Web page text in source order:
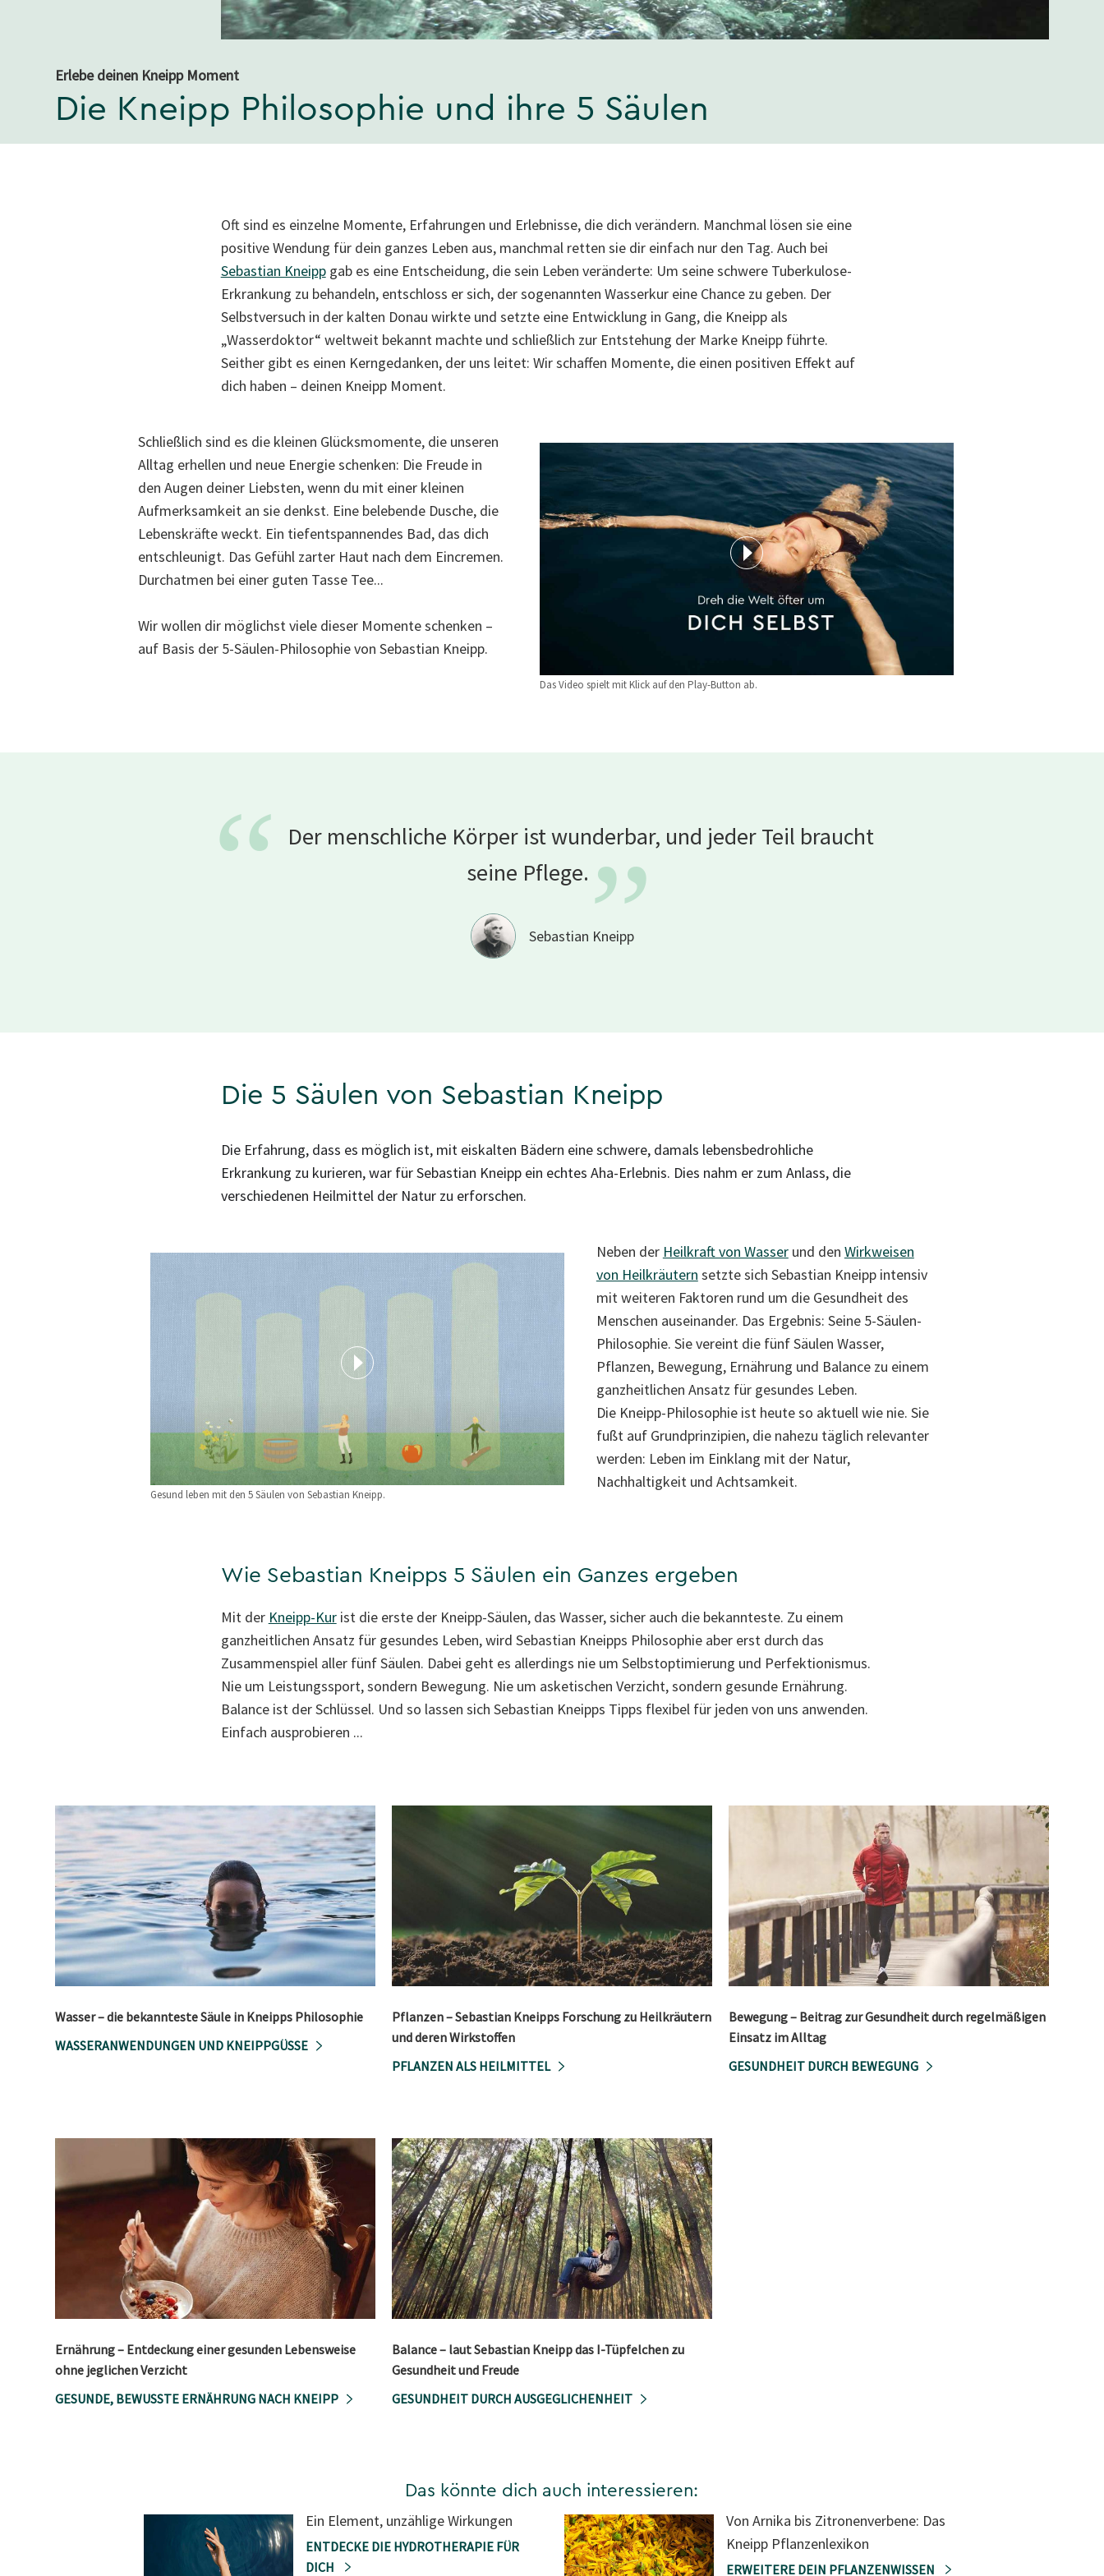
Erlebe deinen Kneipp Moment
Die Kneipp Philosophie und ihre 5 Säulen
Oft sind es einzelne Momente, Erfahrungen und Erlebnisse, die dich verändern. Manchmal lösen sie eine
positive Wendung für dein ganzes Leben aus, manchmal retten sie dir einfach nur den Tag. Auch bei
Sebastian Kneippgab es eine Entscheidung, die sein Leben veränderte: Um seine schwere Tuberkulose-
Erkrankung zu behandeln, entschloss er sich, der sogenannten Wasserkur eine Chance zu geben. Der
Selbstversuch in der kalten Donau wirkte und setzte eine Entwicklung in Gang, die Kneipp als
„Wasserdoktor“ weltweit bekannt machte und schließlich zur Entstehung der Marke Kneipp führte.
Seither gibt es einen Kerngedanken, der uns leitet: Wir schaffen Momente, die einen positiven Effekt auf
dich haben – deinen Kneipp Moment.
Das Video spielt mit Klick auf den Play-Button ab.
Schließlich sind es die kleinen Glücksmomente, die unseren
Alltag erhellen und neue Energie schenken: Die Freude in
den Augen deiner Liebsten, wenn du mit einer kleinen
Aufmerksamkeit an sie denkst. Eine belebende Dusche, die
Lebenskräfte weckt. Ein tiefentspannendes Bad, das dich
entschleunigt. Das Gefühl zarter Haut nach dem Eincremen.
Durchatmen bei einer guten Tasse Tee...
Wir wollen dir möglichst viele dieser Momente schenken –
auf Basis der 5-Säulen-Philosophie von Sebastian Kneipp.
“
Der menschliche Körper ist wunderbar, und jeder Teil braucht
seine Pflege. ”
Sebastian Kneipp
Die 5 Säulen von Sebastian Kneipp
Die Erfahrung, dass es möglich ist, mit eiskalten Bädern eine schwere, damals lebensbedrohliche
Erkrankung zu kurieren, war für Sebastian Kneipp ein echtes Aha-Erlebnis. Dies nahm er zum Anlass, die
verschiedenen Heilmittel der Natur zu erforschen.
Gesund leben mit den 5 Säulen von Sebastian Kneipp.
Neben der Heilkraft von Wasserund den Wirkweisen
von Heilkräutern setzte sich Sebastian Kneipp intensiv
mit weiteren Faktoren rund um die Gesundheit des
Menschen auseinander. Das Ergebnis: Seine 5-Säulen-
Philosophie. Sie vereint die fünf Säulen Wasser,
Pflanzen, Bewegung, Ernährung und Balance zu einem
ganzheitlichen Ansatz für gesundes Leben.
Die Kneipp-Philosophie ist heute so aktuell wie nie. Sie
fußt auf Grundprinzipien, die nahezu täglich relevanter
werden: Leben im Einklang mit der Natur,
Nachhaltigkeit und Achtsamkeit.
Wie Sebastian Kneipps 5 Säulen ein Ganzes ergeben
Mit der Kneipp-Kurist die erste der Kneipp-Säulen, das Wasser, sicher auch die bekannteste. Zu einem
ganzheitlichen Ansatz für gesundes Leben, wird Sebastian Kneipps Philosophie aber erst durch das
Zusammenspiel aller fünf Säulen. Dabei geht es allerdings nie um Selbstoptimierung und Perfektionismus.
Nie um Leistungssport, sondern Bewegung. Nie um asketischen Verzicht, sondern gesunde Ernährung.
Balance ist der Schlüssel. Und so lassen sich Sebastian Kneipps Tipps flexibel für jeden von uns anwenden.
Einfach ausprobieren ...
Wasser – die bekannteste Säule in Kneipps Philosophie
WASSERANWENDUNGEN UND KNEIPPGÜSSE
Pflanzen – Sebastian Kneipps Forschung zu Heilkräutern
und deren Wirkstoffen
PFLANZEN ALS HEILMITTEL
Bewegung – Beitrag zur Gesundheit durch regelmäßigen
Einsatz im Alltag
GESUNDHEIT DURCH BEWEGUNG
Ernährung – Entdeckung einer gesunden Lebensweise
ohne jeglichen Verzicht
GESUNDE, BEWUSSTE ERNÄHRUNG NACH KNEIPP
Balance – laut Sebastian Kneipp das I-Tüpfelchen zu
Gesundheit und Freude
GESUNDHEIT DURCH AUSGEGLICHENHEIT
Das könnte dich auch interessieren:
Ein Element, unzählige Wirkungen
ENTDECKE DIE HYDROTHERAPIE FÜR
DICH
Von Arnika bis Zitronenverbene: Das
Kneipp Pflanzenlexikon
ERWEITERE DEIN PFLANZENWISSEN